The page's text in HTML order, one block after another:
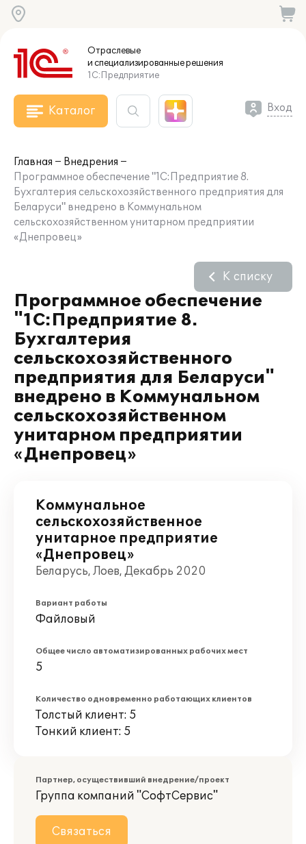
Отраслевые
и специализированныерешения
1С:Предприятие
Каталог Вход
Главная
Внедрения
Программное обеспечение "1С:Предприятие 8.
Бухгалтерия сельскохозяйственного предприятия для
Беларуси" внедрено в Коммунальном
сельскохозяйственном унитарном предприятии
«Днепровец»
Программное обеспечение
"1С:Предприятие 8.
Бухгалтерия
сельскохозяйственного
предприятия для Беларуси"
внедрено в Коммунальном
сельскохозяйственном
унитарном предприятии
«Днепровец»
К списку
Коммунальное
сельскохозяйственное
унитарное предприятие
«Днепровец»
Беларусь, Лоев, Декабрь 2020
Вариант работы
Файловый
Общее число автоматизированных рабочих мест
5
Количество одновременно работающих клиентов
Толстый клиент: 5
Тонкий клиент: 5
Партнер, осуществивший внедрение/проект
Группа компаний "СофтСервис"
Связаться